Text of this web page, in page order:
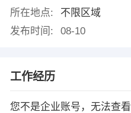
所在地点:
不限区域
发布时间:
08-10
工作经历
您不是企业账号，无法查看